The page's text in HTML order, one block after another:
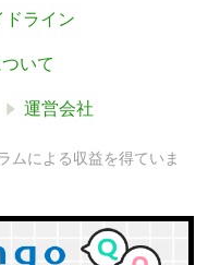
ライン
いて
運営会社
ムによる収益を得ていま